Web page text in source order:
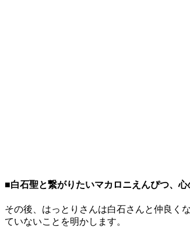
■白石聖と繋がりたいマカロニえんぴつ、
その後、はっとりさんは白石さんと仲良く
ていないことを明かします。